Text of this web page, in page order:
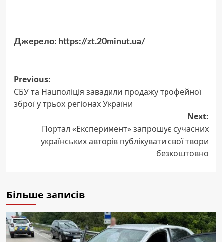
Джерело: https://zt.20minut.ua/
Post
navigation
Previous:
СБУ та Нацполіція завадили продажу трофейної
зброї у трьох регіонах України
Next:
Портал «Експеримент» запрошує сучасних
українських авторів публікувати свої твори
безкоштовно
Більше записів